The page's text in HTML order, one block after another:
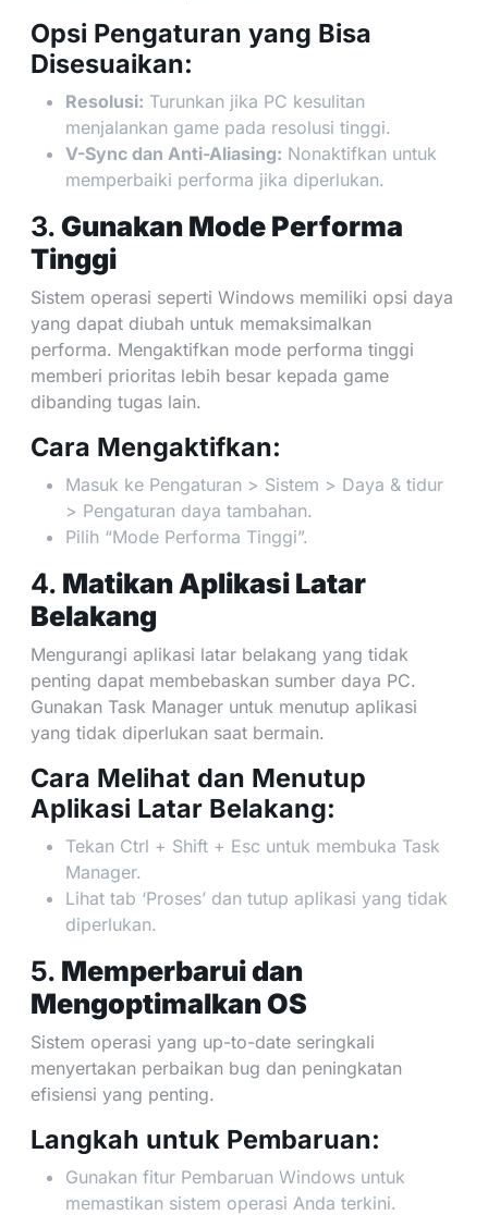
Opsi Pengaturan yang Bisa
Disesuaikan:
Resolusi: Turunkan jika PC kesulitan
menjalankan game pada resolusi tinggi.
V-Sync dan Anti-Aliasing: Nonaktifkan untuk
memperbaiki performa jika diperlukan.
3. Gunakan Mode Performa
Tinggi
Sistem operasi seperti Windows memiliki opsi daya
yang dapat diubah untuk memaksimalkan
performa. Mengaktifkan mode performa tinggi
memberi prioritas lebih besar kepada game
dibanding tugas lain.
Cara Mengaktifkan:
Masuk ke Pengaturan > Sistem > Daya & tidur
> Pengaturan daya tambahan.
Pilih “Mode Performa Tinggi”.
4. Matikan Aplikasi Latar
Belakang
Mengurangi aplikasi latar belakang yang tidak
penting dapat membebaskan sumber daya PC.
Gunakan Task Manager untuk menutup aplikasi
yang tidak diperlukan saat bermain.
Cara Melihat dan Menutup
Aplikasi Latar Belakang:
Tekan Ctrl + Shift + Esc untuk membuka Task
Manager.
Lihat tab ‘Proses’ dan tutup aplikasi yang tidak
diperlukan.
5. Memperbarui dan
Mengoptimalkan OS
Sistem operasi yang up-to-date seringkali
menyertakan perbaikan bug dan peningkatan
efisiensi yang penting.
Langkah untuk Pembaruan:
Gunakan fitur Pembaruan Windows untuk
memastikan sistem operasi Anda terkini.